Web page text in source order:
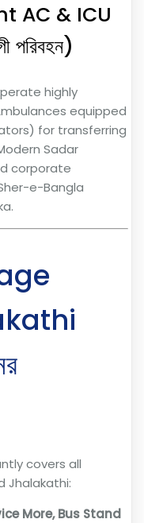
AC & ICU
highly
equipped
for transferring
Sadar
corporate
e-Bangla
covers all
Jhalakathi:
More, Bus Stand